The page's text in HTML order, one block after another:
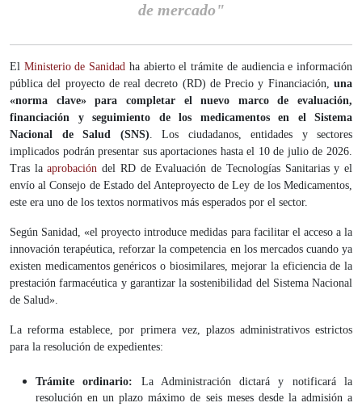
de mercado"
El Ministerio de Sanidad ha abierto el trámite de audiencia e información
pública del proyecto de real decreto (RD) de Precio y Financiación, una
«norma clave» para completar el nuevo marco de evaluación,
financiación y seguimiento de los medicamentos en el Sistema
Nacional de Salud (SNS). Los ciudadanos, entidades y sectores
implicados podrán presentar sus aportaciones hasta el 10 de julio de 2026.
Tras laaprobacióndel RD de Evaluación de Tecnologías Sanitarias y el
envío al Consejo de Estado del Anteproyecto de Ley de los Medicamentos,
este era uno de los textos normativos más esperados por el sector.
Según Sanidad, «el proyecto introduce medidas para facilitar el acceso a la
innovación terapéutica, reforzar la competencia en los mercados cuando ya
existen medicamentos genéricos o biosimilares, mejorar la eficiencia de la
prestación farmacéutica y garantizar la sostenibilidad del Sistema Nacional
de Salud».
La reforma establece, por primera vez, plazos administrativos estrictos
para la resolución de expedientes:
Trámite ordinario: La Administración dictará y notificará la
resolución en un plazo máximo de seis meses desde la admisión a